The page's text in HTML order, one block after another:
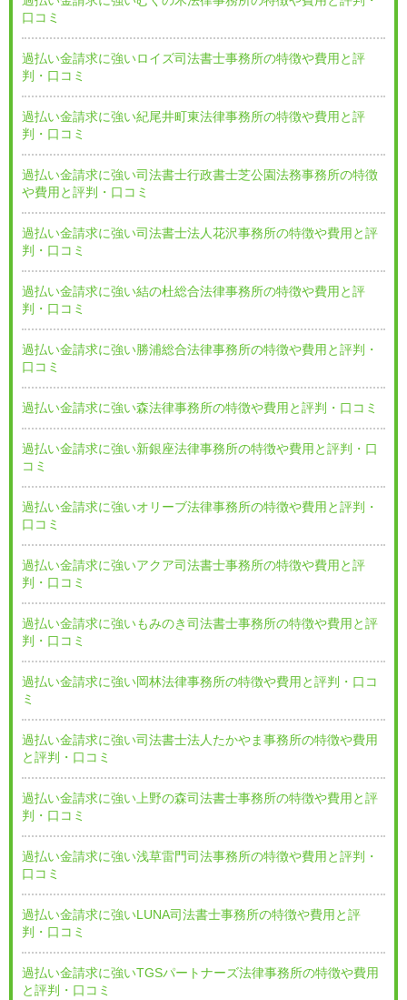
口コミ
過払い金請求に強いロイズ司法書士事務所の特徴や費用と評
判・口コミ
過払い金請求に強い紀尾井町東法律事務所の特徴や費用と評
判・口コミ
過払い金請求に強い司法書士行政書士芝公園法務事務所の特徴
や費用と評判・口コミ
過払い金請求に強い司法書士法人花沢事務所の特徴や費用と評
判・口コミ
過払い金請求に強い結の杜総合法律事務所の特徴や費用と評
判・口コミ
過払い金請求に強い勝浦総合法律事務所の特徴や費用と評判・
口コミ
過払い金請求に強い森法律事務所の特徴や費用と評判・口コミ
過払い金請求に強い新銀座法律事務所の特徴や費用と評判・口
コミ
過払い金請求に強いオリーブ法律事務所の特徴や費用と評判・
口コミ
過払い金請求に強いアクア司法書士事務所の特徴や費用と評
判・口コミ
過払い金請求に強いもみのき司法書士事務所の特徴や費用と評
判・口コミ
過払い金請求に強い岡林法律事務所の特徴や費用と評判・口コ
ミ
過払い金請求に強い司法書士法人たかやま事務所の特徴や費用
と評判・口コミ
過払い金請求に強い上野の森司法書士事務所の特徴や費用と評
判・口コミ
過払い金請求に強い浅草雷門司法事務所の特徴や費用と評判・
口コミ
過払い金請求に強いLUNA司法書士事務所の特徴や費用と評
判・口コミ
過払い金請求に強いTGSパートナーズ法律事務所の特徴や費用
と評判・口コミ